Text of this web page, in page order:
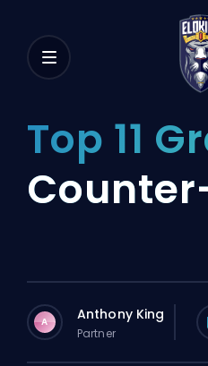
Top 11
A Anthony King
Partner